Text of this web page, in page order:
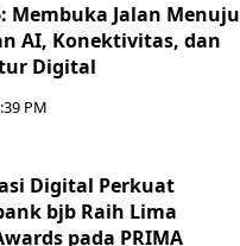
Membuka Jalan Menuju
AI, Konektivitas, dan
Digital
PM
Digital Perkuat
bjb Raih Lima
pada PRIMA